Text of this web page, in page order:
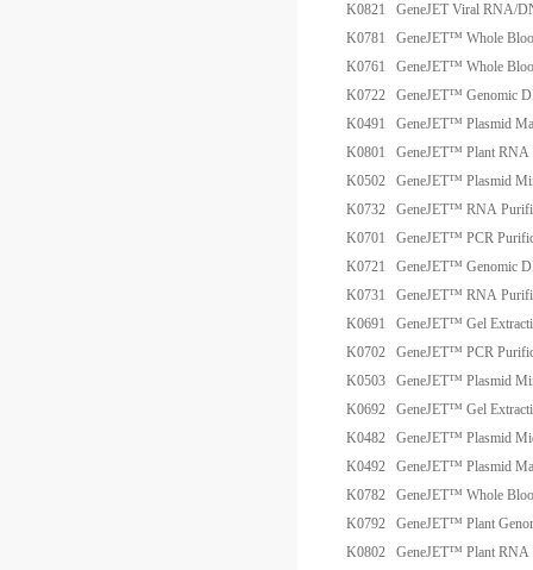
K0821
GeneJET Viral RNA/
K0781
GeneJET™ Whole
K0761
GeneJET™ Whole
K0722
GeneJET™ Genomic
K0491
GeneJET™ Plasmid
K0801
GeneJET™ Plant
K0502
GeneJET™ Plasmid
K0732
GeneJET™ RNA
K0701
GeneJET™ PCR
K0721
GeneJET™ Genomic
K0731
GeneJET™ RNA
K0691
GeneJET™ Gel
K0702
GeneJET™ PCR
K0503
GeneJET™ Plasmid
K0692
GeneJET™ Gel
K0482
GeneJET™ Plasmid
K0492
GeneJET™ Plasmid
K0782
GeneJET™ Whole
K0792
GeneJET™ Plant
K0802
GeneJET™ Plant